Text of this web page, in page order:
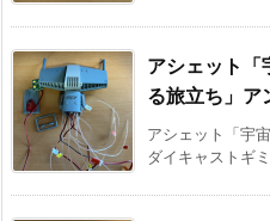
アシェット
る旅立ち」
アシェット「宇
ダイキャストギ